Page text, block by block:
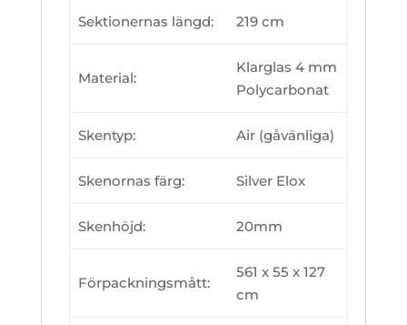
Sektionernas längd: 219 cm
Material:
Klarglas 4 mm
Polycarbonat
Skentyp: Air (gåvänliga)
Skenornas färg: Silver Elox
Skenhöjd: 20mm
Förpackningsmått:
561 x 55 x 127
cm